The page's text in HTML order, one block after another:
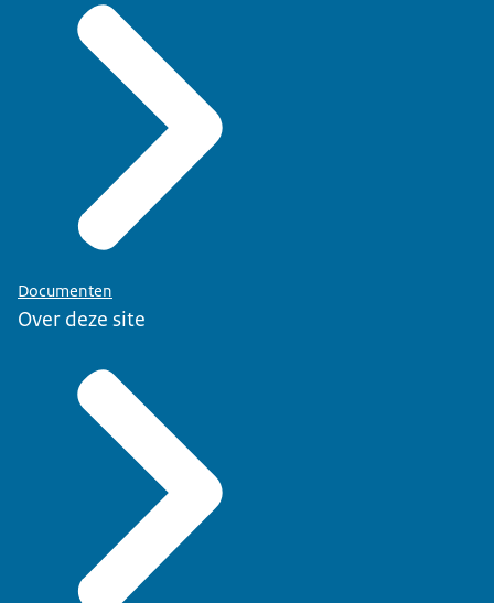
Documenten
Over deze site